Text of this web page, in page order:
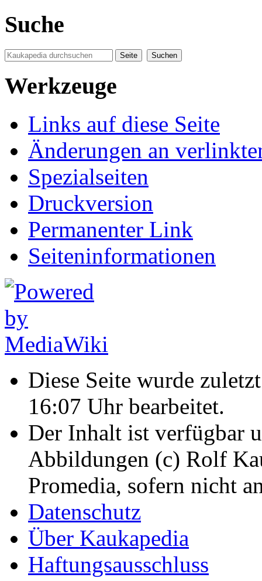
Suche
Werkzeuge
Links auf diese Seite
Änderungen an
Spezialseiten
Druckversion
Permanenter Link
Seiten­informationen
Diese Seite wurde
16:07 Uhr bearbeitet.
Der Inhalt ist verfügbar
Abbildungen (c) Rolf
Promedia, sofern nicht
Datenschutz
Über Kaukapedia
Haftungsausschluss